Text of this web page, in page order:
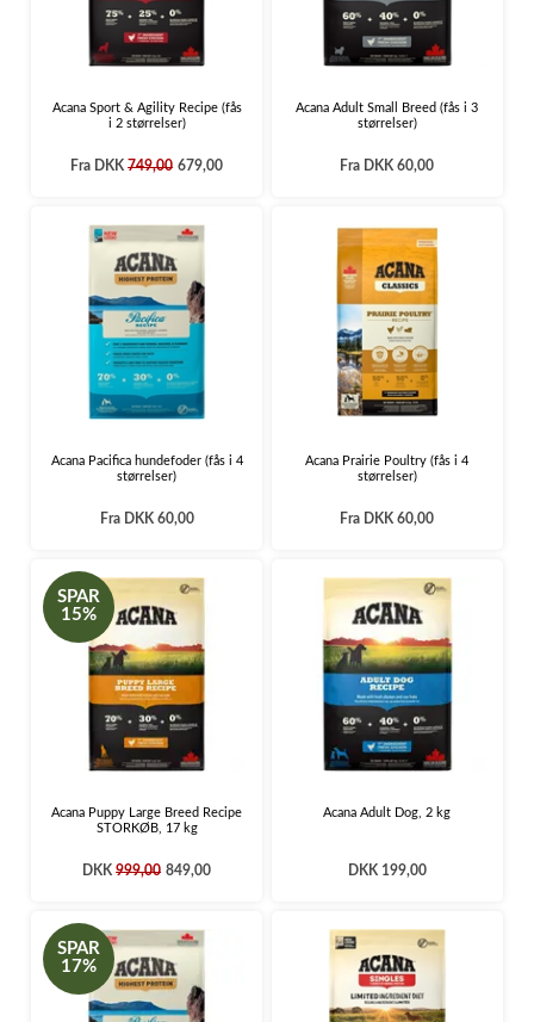
Acana Sport & Agility Recipe (fås
i 2 størrelser)
Fra DKK749,00 679,00
Acana Adult Small Breed (fås i 3
størrelser)
Fra DKK 60,00
Acana Pacifica hundefoder (fås i 4
størrelser)
Fra DKK 60,00
Acana Prairie Poultry (fås i 4
størrelser)
Fra DKK 60,00
SPAR
15%
Acana Puppy Large Breed Recipe
STORKØB, 17 kg
DKK999,00 849,00
Acana Adult Dog, 2 kg
DKK 199,00
SPAR
17%